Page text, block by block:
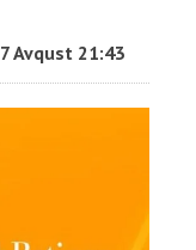
7 Avqust 21:43